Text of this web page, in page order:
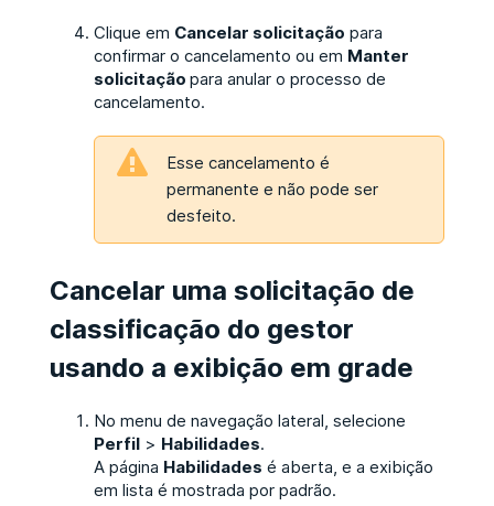
Clique em Cancelar solicitação para
confirmar o cancelamento ou em Manter
solicitaçãopara anular o processo de
cancelamento.
Esse cancelamento é
permanente e não pode ser
desfeito.
Cancelar uma solicitação de
classificação do gestor
usando a exibição em grade
No menu de navegação lateral, selecione
Perfil> Habilidades.
A página Habilidades é aberta, e a exibição
em lista é mostrada por padrão.